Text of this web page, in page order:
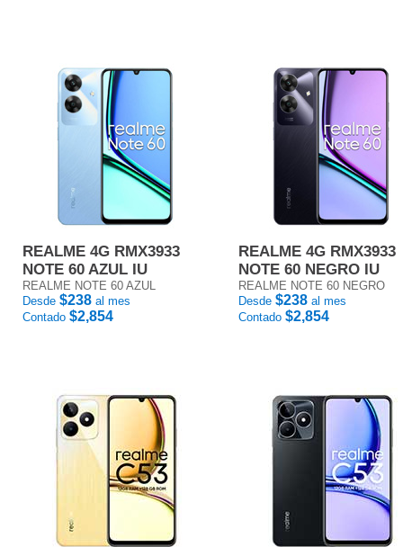
REALME 4G RMX3933
NOTE 60 AZUL IU
REALME NOTE 60 AZUL
Desde $238 al mes
Contado $2,854
REALME 4G RMX3933
NOTE 60 NEGRO IU
REALME NOTE 60 NEGRO
Desde $238 al mes
Contado $2,854